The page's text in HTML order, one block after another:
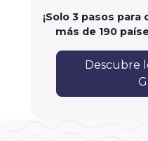
¡Solo 3 pasos
más de 190
Descubre